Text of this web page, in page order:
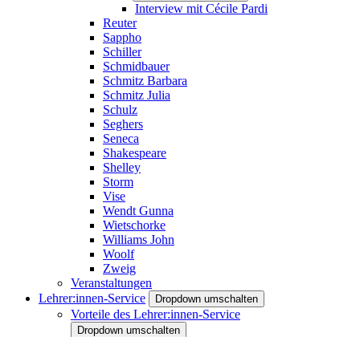
Interview mit Cécile Pardi
Reuter
Sappho
Schiller
Schmidbauer
Schmitz Barbara
Schmitz Julia
Schulz
Seghers
Seneca
Shakespeare
Shelley
Storm
Vise
Wendt Gunna
Wietschorke
Williams John
Woolf
Zweig
Veranstaltungen
Lehrer:innen-Service
Dropdown umschalten
Vorteile des Lehrer:innen-Service
Dropdown umschalten